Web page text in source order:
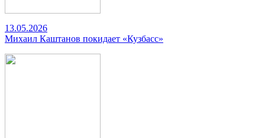
13.05.2026
Михаил Каштанов покидает «Кузбасс»